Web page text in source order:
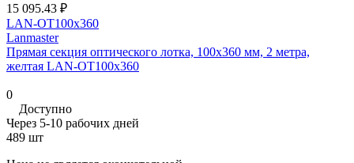
15 095.43 ₽
LAN-OT100x360
Lanmaster
Прямая секция оптического лотка, 100x360 мм, 2 метра,
желтая LAN-OT100x360
0
Доступно
Через 5-10 рабочих дней
489 шт